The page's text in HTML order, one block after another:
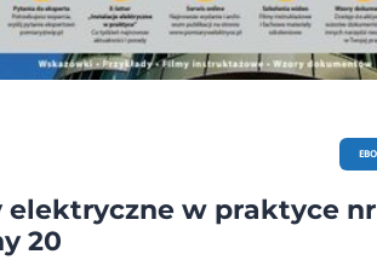
elektryczne w praktyce nr
20